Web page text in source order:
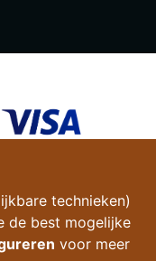
technieken)
de best mogelijke
voor meer